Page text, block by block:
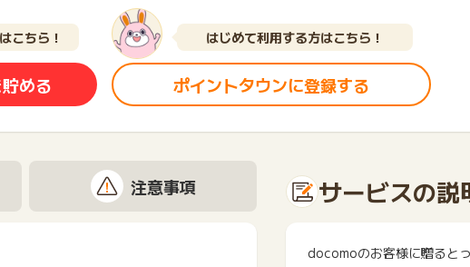
こちら！
める
はじめて利用する方はこちら！
ポイントタウンに登録する
注意事項 サービスの説
docomoのお客様に贈ると